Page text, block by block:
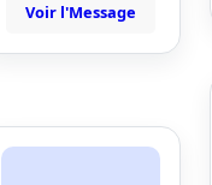
Voir l'Message